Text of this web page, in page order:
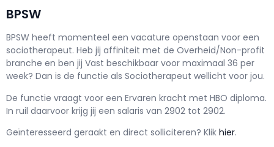
BPSW
BPSW heeft momenteel een vacature openstaan voor een
sociotherapeut. Heb jij affiniteit met de Overheid/Non-profit
branche en ben jij Vast beschikbaar voor maximaal 36 per
week? Dan is de functie als Sociotherapeut wellicht voor jou.
De functie vraagt voor een Ervaren kracht met HBO diploma.
In ruil daarvoor krijg jij een salaris van 2902 tot 2902.
Geïnteresseerd geraakt en direct solliciteren? Klik hier.